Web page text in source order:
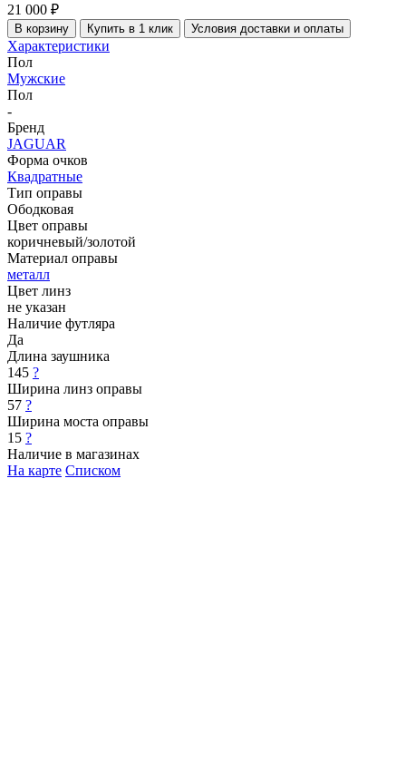
21 000 ₽
В корзину Купить в 1 клик Условия доставки и оплаты
Характеристики
Пол
Мужские
Пол
-
Бренд
JAGUAR
Форма очков
Квадратные
Тип оправы
Ободковая
Цвет оправы
коричневый/золотой
Материал оправы
металл
Цвет линз
не указан
Наличие футляра
Да
Длина заушника
145 ?
Ширина линз оправы
57 ?
Ширина моста оправы
15 ?
Наличие в магазинах
На карте Списком